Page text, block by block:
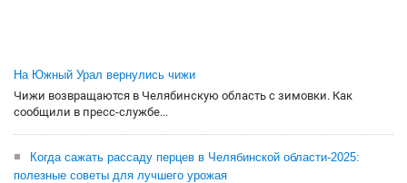
На Южный Урал вернулись чижи
Чижи возвращаются в Челябинскую область с зимовки. Как
сообщили в пресс-службе...
Когда сажать рассаду перцев в Челябинской области-2025:
полезные советы для лучшего урожая